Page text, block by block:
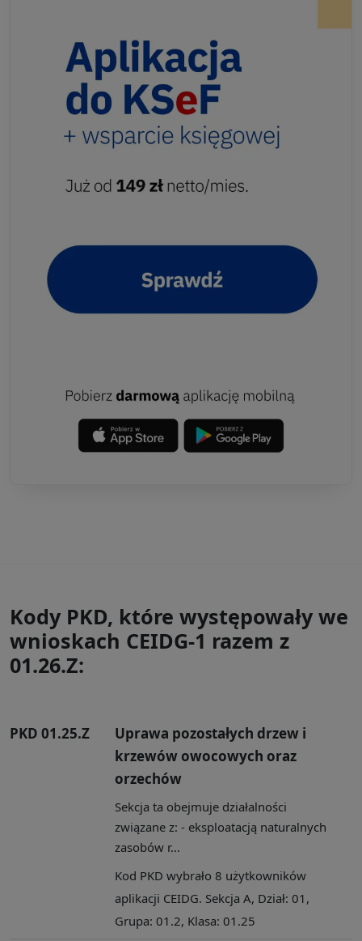
Kody PKD, które występowały we
wnioskach CEIDG-1 razem z
01.26.Z:
PKD 01.25.Z
Uprawa pozostałych drzew i
krzewów owocowych oraz
orzechów
Sekcja ta obejmuje działalności
związane z: - eksploatacją naturalnych
zasobów r...
Kod PKD wybrało 8 użytkowników
aplikacji CEIDG. Sekcja A, Dział: 01,
Grupa: 01.2, Klasa: 01.25